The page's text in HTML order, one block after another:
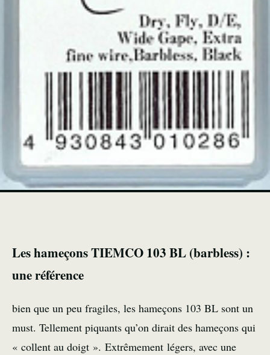
Les hameçons TIEMCO 103 BL (barbless) :
une référence
bien que un peu fragiles, les hameçons 103 BL sont un
must. Tellement piquants qu’on dirait des hameçons qui
« collent au doigt ». Extrêmement légers, avec une